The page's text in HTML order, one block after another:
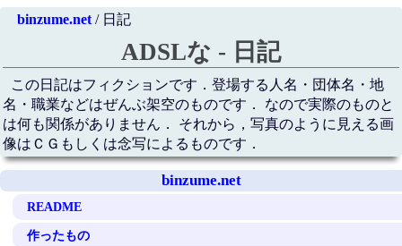
binzume.net/ 日記
ADSLな - 日記
この日記はフィクションです．登場する人名・団体名・地
名・職業などはぜんぶ架空のものです． なので実際のものと
は何も関係がありません． それから，写真のように見える画
像はＣＧもしくは念写によるものです．
binzume.net
README
作ったもの